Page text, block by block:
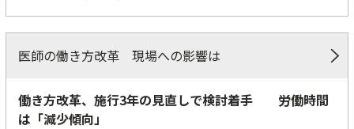
医師の働き方改革 現場への影響は
働き方改革、施行3年の見直しで検討着手 労働時間
は「減少傾向」